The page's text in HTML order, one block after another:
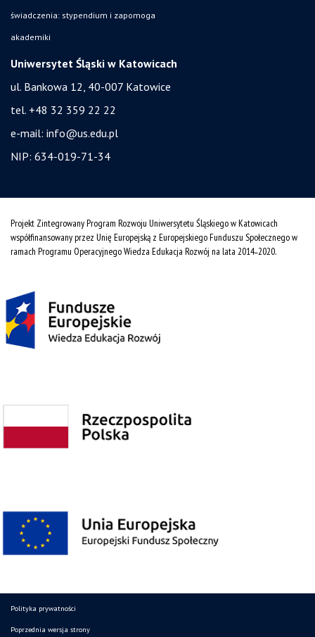
świadczenia: stypendium i zapomoga
akademiki
Uniwersytet Śląski w Katowicach
ul. Bankowa 12, 40-007 Katowice
tel. +48 32 359 22 22
e-mail: info@us.edu.pl
NIP: 634-019-71-34
Projekt Zintegrowany Program Rozwoju Uniwersytetu Śląskiego w Katowicach
współfinansowany przez Unię Europejską z Europejskiego Funduszu Społecznego w
ramach Programu Operacyjnego Wiedza Edukacja Rozwój na lata 2014˗2020.
Polityka prywatności
Poprzednia wersja strony